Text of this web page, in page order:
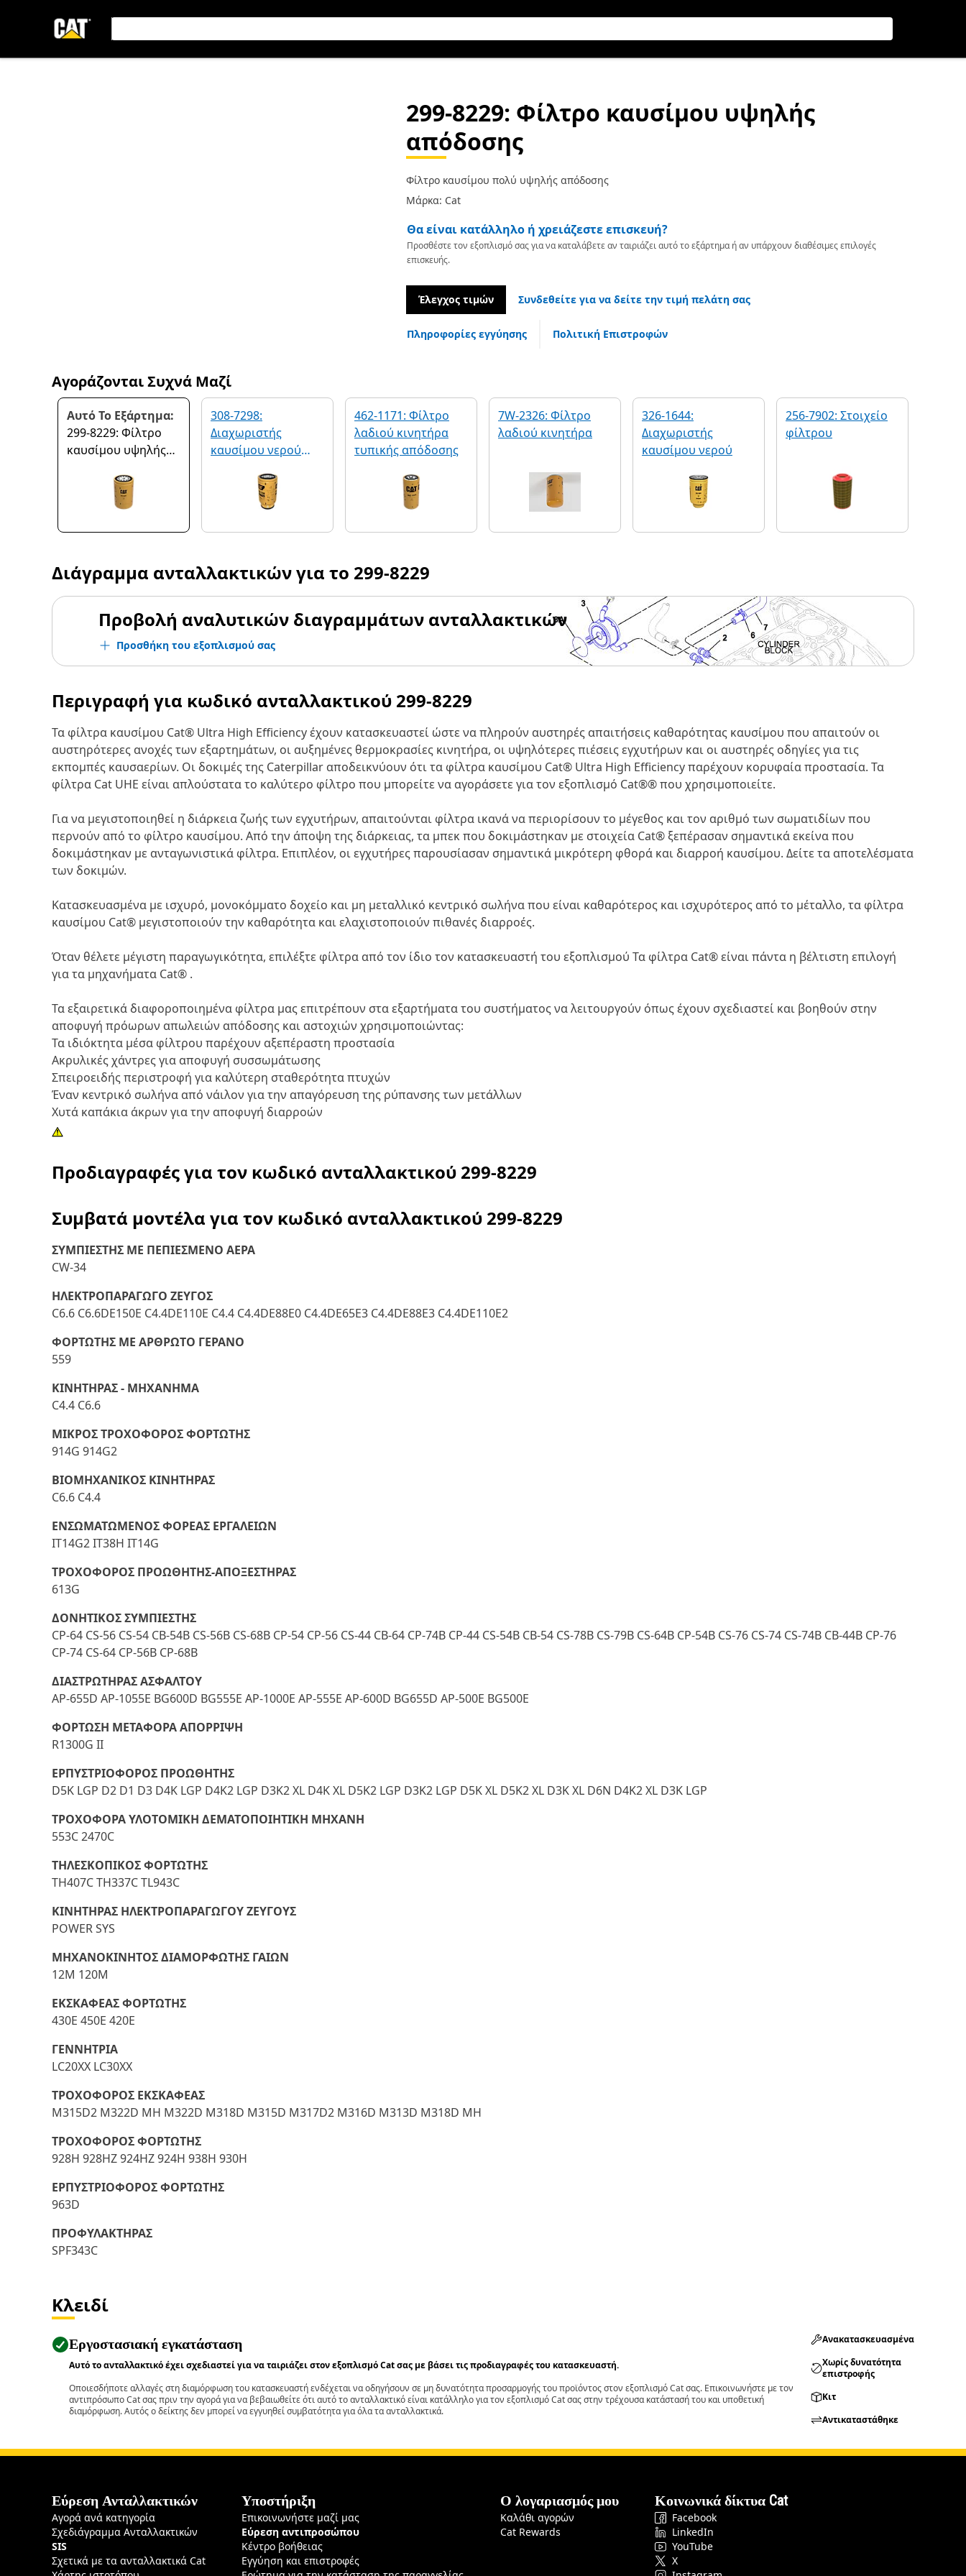
299-8229: Φίλτρο καυσίμου υψηλής
απόδοσης
Φίλτρο καυσίμου πολύ υψηλής απόδοσης
Μάρκα: Cat
Θα είναι κατάλληλο ή χρειάζεστε επισκευή?
Προσθέστε τον εξοπλισμό σας για να καταλάβετε αν ταιριάζει αυτό το εξάρτημα ή αν υπάρχουν διαθέσιμες επιλογές
επισκευής.
Έλεγχος τιμών Συνδεθείτε για να δείτε την τιμή πελάτη σας
Πληροφορίες εγγύησης Πολιτική Επιστροφών
Αγοράζονται Συχνά Μαζί
Αυτό Το Εξάρτημα:
299-8229: Φίλτρο
καυσίμου υψηλής
308-7298:
Διαχωριστής
καυσίμου νερού
απόδοσης
462-1171: Φίλτρο
λαδιού κινητήρα
τυπικής απόδοσης
7W-2326: Φίλτρο
λαδιού κινητήρα
326-1644:
Διαχωριστής
καυσίμου νερού
256-7902: Στοιχείο
φίλτρου
Διάγραμμα ανταλλακτικών για το 299-8229
Προβολή αναλυτικών διαγραμμάτων ανταλλακτικών
Προσθήκη του εξοπλισμού σας
Περιγραφή για κωδικό ανταλλακτικού 299-8229
Τα φίλτρα καυσίμου Cat® Ultra High Efficiency έχουν κατασκευαστεί ώστε να πληρούν αυστηρές απαιτήσεις καθαρότητας καυσίμου που απαιτούν οι
αυστηρότερες ανοχές των εξαρτημάτων, οι αυξημένες θερμοκρασίες κινητήρα, οι υψηλότερες πιέσεις εγχυτήρων και οι αυστηρές οδηγίες για τις
εκπομπές καυσαερίων. Οι δοκιμές της Caterpillar αποδεικνύουν ότι τα φίλτρα καυσίμου Cat® Ultra High Efficiency παρέχουν κορυφαία προστασία. Τα
φίλτρα Cat UHE είναι απλούστατα το καλύτερο φίλτρο που μπορείτε να αγοράσετε για τον εξοπλισμό Cat®® που χρησιμοποιείτε.
Για να μεγιστοποιηθεί η διάρκεια ζωής των εγχυτήρων, απαιτούνται φίλτρα ικανά να περιορίσουν το μέγεθος και τον αριθμό των σωματιδίων που
περνούν από το φίλτρο καυσίμου. Από την άποψη της διάρκειας, τα μπεκ που δοκιμάστηκαν με στοιχεία Cat® ξεπέρασαν σημαντικά εκείνα που
δοκιμάστηκαν με ανταγωνιστικά φίλτρα. Επιπλέον, οι εγχυτήρες παρουσίασαν σημαντικά μικρότερη φθορά και διαρροή καυσίμου. Δείτε τα αποτελέσματα
των δοκιμών.
Κατασκευασμένα με ισχυρό, μονοκόμματο δοχείο και μη μεταλλικό κεντρικό σωλήνα που είναι καθαρότερος και ισχυρότερος από το μέταλλο, τα φίλτρα
καυσίμου Cat® μεγιστοποιούν την καθαρότητα και ελαχιστοποιούν πιθανές διαρροές.
Όταν θέλετε μέγιστη παραγωγικότητα, επιλέξτε φίλτρα από τον ίδιο τον κατασκευαστή του εξοπλισμού Τα φίλτρα Cat® είναι πάντα η βέλτιστη επιλογή
για τα μηχανήματα Cat® .
Τα εξαιρετικά διαφοροποιημένα φίλτρα μας επιτρέπουν στα εξαρτήματα του συστήματος να λειτουργούν όπως έχουν σχεδιαστεί και βοηθούν στην
αποφυγή πρόωρων απωλειών απόδοσης και αστοχιών χρησιμοποιώντας:
Τα ιδιόκτητα μέσα φίλτρου παρέχουν αξεπέραστη προστασία
Ακρυλικές χάντρες για αποφυγή συσσωμάτωσης
Σπειροειδής περιστροφή για καλύτερη σταθερότητα πτυχών
Έναν κεντρικό σωλήνα από νάιλον για την απαγόρευση της ρύπανσης των μετάλλων
Χυτά καπάκια άκρων για την αποφυγή διαρροών
Προδιαγραφές για τον κωδικό ανταλλακτικού 299-8229
Συμβατά μοντέλα για τον κωδικό ανταλλακτικού 299-8229
ΣΥΜΠΙΕΣΤΗΣ ΜΕ ΠΕΠΙΕΣΜΕΝΟ ΑΕΡΑ
CW-34
ΗΛΕΚΤΡΟΠΑΡΑΓΩΓΟ ΖΕΥΓΟΣ
C6.6 C6.6DE150E C4.4DE110E C4.4 C4.4DE88E0 C4.4DE65E3 C4.4DE88E3 C4.4DE110E2
ΦΟΡΤΩΤΗΣ ΜΕ ΑΡΘΡΩΤΟ ΓΕΡΑΝΟ
559
ΚΙΝΗΤΗΡΑΣ - ΜΗΧΑΝΗΜΑ
C4.4 C6.6
ΜΙΚΡΟΣ ΤΡΟΧΟΦΟΡΟΣ ΦΟΡΤΩΤΗΣ
914G 914G2
ΒΙΟΜΗΧΑΝΙΚΟΣ ΚΙΝΗΤΗΡΑΣ
C6.6 C4.4
ΕΝΣΩΜΑΤΩΜΕΝΟΣ ΦΟΡΕΑΣ ΕΡΓΑΛΕΙΩΝ
IT14G2 IT38H IT14G
ΤΡΟΧΟΦΟΡΟΣ ΠΡΟΩΘΗΤΗΣ-ΑΠΟΞΕΣΤΗΡΑΣ
613G
ΔΟΝΗΤΙΚΟΣ ΣΥΜΠΙΕΣΤΗΣ
CP-64 CS-56 CS-54 CB-54B CS-56B CS-68B CP-54 CP-56 CS-44 CB-64 CP-74B CP-44 CS-54B CB-54 CS-78B CS-79B CS-64B CP-54B CS-76 CS-74 CS-74B CB-44B CP-76
CP-74 CS-64 CP-56B CP-68B
ΔΙΑΣΤΡΩΤΗΡΑΣ ΑΣΦΑΛΤΟΥ
AP-655D AP-1055E BG600D BG555E AP-1000E AP-555E AP-600D BG655D AP-500E BG500E
ΦΟΡΤΩΣΗ ΜΕΤΑΦΟΡΑ ΑΠΟΡΡΙΨΗ
R1300G II
ΕΡΠΥΣΤΡΙΟΦΟΡΟΣ ΠΡΟΩΘΗΤΗΣ
D5K LGP D2 D1 D3 D4K LGP D4K2 LGP D3K2 XL D4K XL D5K2 LGP D3K2 LGP D5K XL D5K2 XL D3K XL D6N D4K2 XL D3K LGP
ΤΡΟΧΟΦΟΡΑ ΥΛΟΤΟΜΙΚΗ ΔΕΜΑΤΟΠΟΙΗΤΙΚΗ ΜΗΧΑΝΗ
553C 2470C
ΤΗΛΕΣΚΟΠΙΚΟΣ ΦΟΡΤΩΤΗΣ
TH407C TH337C TL943C
ΚΙΝΗΤΗΡΑΣ ΗΛΕΚΤΡΟΠΑΡΑΓΩΓΟΥ ΖΕΥΓΟΥΣ
POWER SYS
ΜΗΧΑΝΟΚΙΝΗΤΟΣ ΔΙΑΜΟΡΦΩΤΗΣ ΓΑΙΩΝ
12M 120M
ΕΚΣΚΑΦΕΑΣ ΦΟΡΤΩΤΗΣ
430E 450E 420E
ΓΕΝΝΗΤΡΙΑ
LC20XX LC30XX
ΤΡΟΧΟΦΟΡΟΣ ΕΚΣΚΑΦΕΑΣ
M315D2 M322D MH M322D M318D M315D M317D2 M316D M313D M318D MH
ΤΡΟΧΟΦΟΡΟΣ ΦΟΡΤΩΤΗΣ
928H 928HZ 924HZ 924H 938H 930H
ΕΡΠΥΣΤΡΙΟΦΟΡΟΣ ΦΟΡΤΩΤΗΣ
963D
ΠΡΟΦΥΛΑΚΤΗΡΑΣ
SPF343C
Κλειδί
Εργοστασιακή εγκατάσταση
Αυτό το ανταλλακτικό έχει σχεδιαστεί για να ταιριάζει στον εξοπλισμό Cat σας με βάσει τις προδιαγραφές του κατασκευαστή.
Οποιεσδήποτε αλλαγές στη διαμόρφωση του κατασκευαστή ενδέχεται να οδηγήσουν σε μη δυνατότητα προσαρμογής του προϊόντος στον εξοπλισμό Cat σας. Επικοινωνήστε με τον
αντιπρόσωπο Cat σας πριν την αγορά για να βεβαιωθείτε ότι αυτό το ανταλλακτικό είναι κατάλληλο για τον εξοπλισμό Cat σας στην τρέχουσα κατάστασή του και υποθετική
διαμόρφωση. Αυτός ο δείκτης δεν μπορεί να εγγυηθεί συμβατότητα για όλα τα ανταλλακτικά.
Ανακατασκευασμένα
Χωρίς δυνατότητα
επιστροφής
Κιτ
Αντικαταστάθηκε
Εύρεση Ανταλλακτικών
Αγορά ανά κατηγορία
Σχεδιάγραμμα Ανταλλακτικών
SIS
Σχετικά με τα ανταλλακτικά Cat
Υποστήριξη
Επικοινωνήστε μαζί μας
Εύρεση αντιπροσώπου
Κέντρο βοήθειας
Εγγύηση και επιστροφές
Ο λογαριασμός μου
Καλάθι αγορών
Cat Rewards
Κοινωνικά δίκτυα Cat
Facebook
LinkedIn
YouTube
X